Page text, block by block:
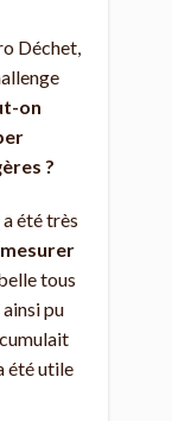
Déchet,
on
?
été très
mesurer
tous
pu
été utile